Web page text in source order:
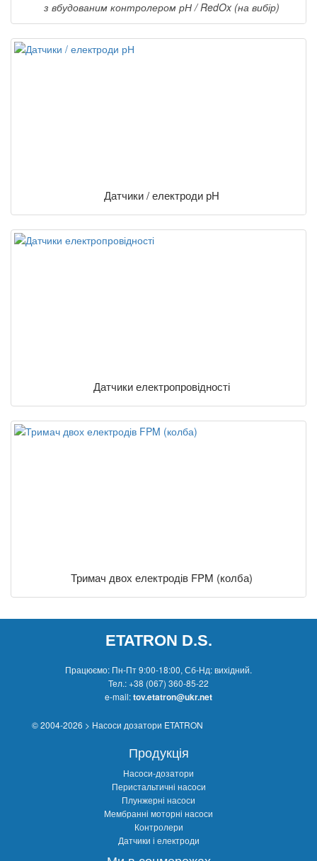
з вбудованим контролером рН / RedOx (на вибір)
Датчики / електроди рН
Датчики електропровідності
Тримач двох електродів FPM (колба)
ETATRON D.S.
Працюємо: Пн-Пт 9:00-18:00, Сб-Нд: вихідний.
Тел.:+38 (067) 360-85-22
e-mail:tov.etatron@ukr.net
© 2004-2026 > Насоси дозатори ETATRON
Продукція
Насоси-дозатори
Перистальтичні насоси
Плунжерні насоси
Мембранні моторні насоси
Контролери
Датчики і електроди